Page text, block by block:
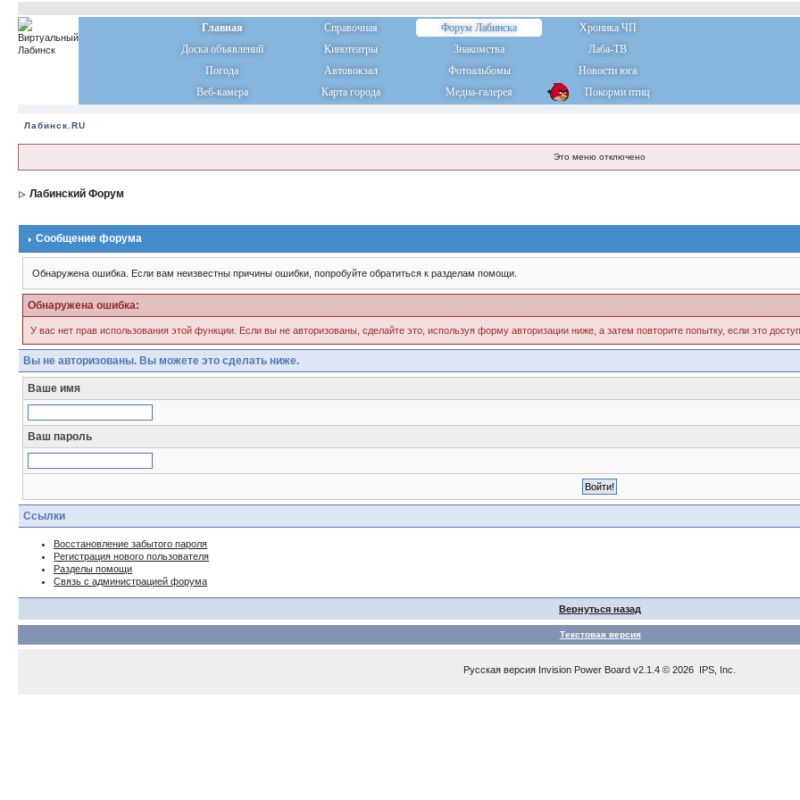
Главная Справочная Форум Лабинска
Хроника ЧП
Доска объявлений
Кинотеатры Знакомства
Лаба-ТВ
Погода
Автовокзал Фотоальбомы
Новости юга
Веб-камера
Карта города Медиа-галерея Покорми птиц
Лабинск.RU
Это меню отключено
Лабинский Форум
Сообщение форума
Обнаружена ошибка. Если вам неизвестны причины ошибки, попробуйте обратиться к разделам помощи.
Обнаружена ошибка:
У вас нет прав использования этой функции. Если вы не авторизованы, сделайте это, используя форму авторизации ниже, а затем повторите попытку, если это
Вы не авторизованы. Вы можете это сделать ниже.
Ваше имя
Ваш пароль
Ссылки
Восстановление забытого пароля
Регистрация нового пользователя
Разделы помощи
Связь с администрацией форума
Вернуться назад
Текстовая версия
Русская версия Invision Power Board v2.1.4 © 2026 IPS, Inc.